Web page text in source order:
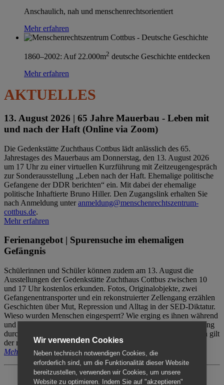
Anschaulich, nah und menschenrechtsorientiert
Mehr erfahren
1860–2002: Auf 22.000m2 deutsche Geschichte entdecken
Mehr erfahren
AKTUELLES
13. August 2026 | 65 Jahre Mauerbau - Leben mit
und nach der Haft (Online via Zoom)
Die Gedenkstätte Zuchthaus Cottbus lädt anlässlich des 65.
Jahrestages des Mauerbaus am Donnerstag, den 13. August 2026
um 17 Uhr zu einer virtuellen Kurzführung mit Zeitzeugengespräch
zur Sonderausstellung „Leben nach der Haft. Ehemalige politische
Gefangene der DDR berichten“ ein. Mit dabei der ehemalige
politische Inhaftierte Bruno Hiller. Den Zugangslink erhalten Sie
nach Anmeldung unteranmeldung@menschenrechtszentrum-
cottbus.de.
Mehr erfahren
Ferienangebot | Spurensuche im ehemaligen
Gefängnis
Schülerinnen und Schüler können zudem am 13. August die
Ausstellungen der Gedenkstätte Zuchthaus Cottbus zwischen 10
und 17 Uhr kostenlos erkunden. Fotos, Originalobjekte, zwei
Gefangenentransporter und ein rekonstruierter Zellengang erzählen
Geschichten über Mut, Repression und Alltag in der SED-Diktatur.
Wieso wurden Menschen eingesperrt? Wie erging es ihnen während
und nach der Haft? Der Besuch erfolgt individuell ohne Betreuung
durch das Menschenrechtszentrum Cottbus. Für Begleitpersonen gilt
der reguläre Eintritt (8€ / ermäßigt 5€).
Mehr erfahren
Wir verwenden Cookies
Neben technisch notwendigen Cookies, die
erforderlich sind, um die Funktionalität dieser Website
bereitzustellen, verwenden wir Cookies, um unsere
Website zu optimieren. Indem Sie auf "akzeptieren"